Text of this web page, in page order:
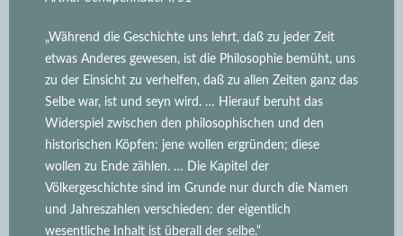
„Während die Geschichte uns lehrt, daß zu jeder Zeit
etwas Anderes gewesen, ist die Philosophie bemüht, uns
zu der Einsicht zu verhelfen, daß zu allen Zeiten ganz das
Selbe war, ist und seyn wird. … Hierauf beruht das
Widerspiel zwischen den philosophischen und den
historischen Köpfen: jene wollen ergründen; diese
wollen zu Ende zählen. … Die Kapitel der
Völkergeschichte sind im Grunde nur durch die Namen
und Jahreszahlen verschieden: der eigentlich
wesentliche Inhalt ist überall der selbe.“